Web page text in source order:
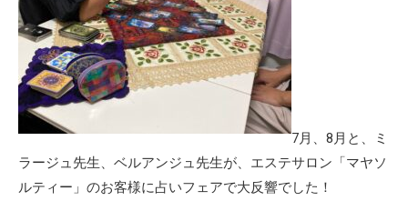
7月、8月と、ミ
ラージュ先生、ベルアンジュ先生が、エステサロン「マヤソ
ルティー」のお客様に占いフェアで大反響でした！